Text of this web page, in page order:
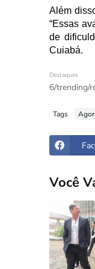
Além
“Essas
de
Cuiabá.
Destaques
6/trending/
Tags
Você